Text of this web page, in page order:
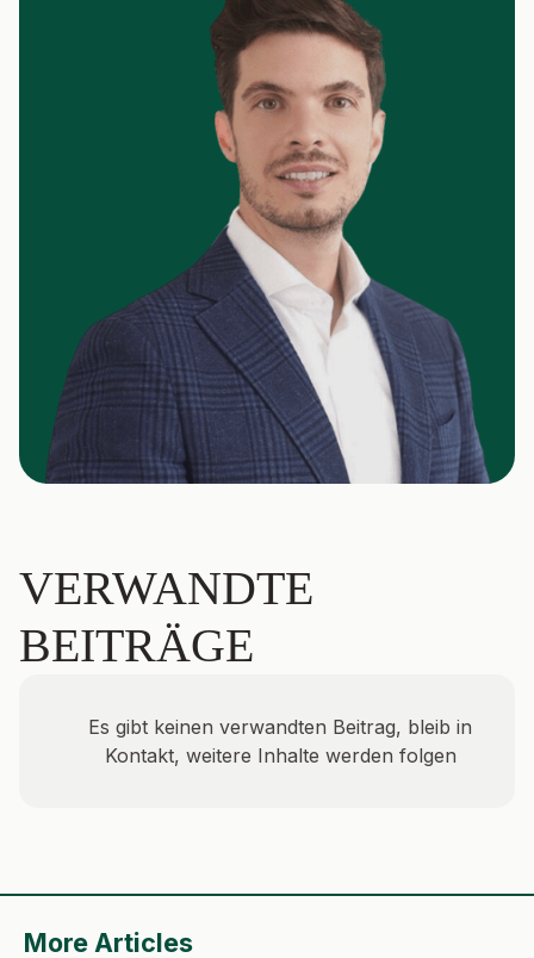
VERWANDTE
BEITRÄGE
Es gibt keinen verwandten Beitrag, bleib in
Kontakt, weitere Inhalte werden folgen
More Articles